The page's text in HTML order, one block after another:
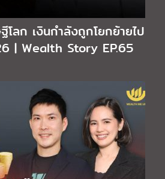
โลก เงินกำลังถูกโยกย้ายไป
| Wealth Story EP.65